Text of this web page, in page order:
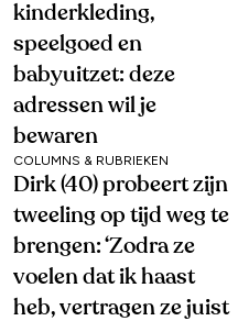
kinderkleding,
speelgoed en
babyuitzet: deze
adressen wil je
bewaren
COLUMNS & RUBRIEKEN
Dirk (40) probeert zijn
tweeling op tijd weg te
brengen: ‘Zodra ze
voelen dat ik haast
heb, vertragen ze juist